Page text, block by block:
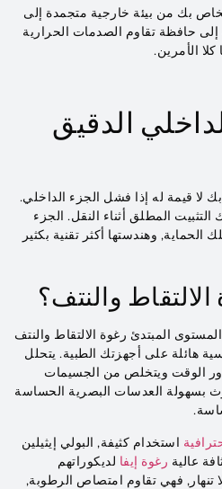
بك من بيئة خارجية متجمدة إلى
حافظة تقاوم الصدمات الحرارية
كلا الأمرين.
الدقيق
لا قيمة له إذا فشل الجزء الداخلي.
المطلق أثناء النقل. الجزء
وهندستها أكثر تقنية بكثير
والنتف؟
المبتدئ رغوة الالتقاط والنتف
هائلة على أجهزتك الطبية. يتحلل
الوقت ويتخلص من الجسيمات
بسهولة العدسات البصرية الحساسة
استخدام كثيفة, البولي إيثيلين
عالية رغوة إيفا لديكوراتهم
تنهار, فهي تقاوم امتصاص الرطوبة,